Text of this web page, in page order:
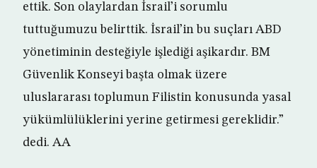
ettik. Son olaylardan İsrail’i sorumlu
tuttuğumuzu belirttik. İsrail’in bu suçları ABD
yönetiminin desteğiyle işlediği aşikardır. BM
Güvenlik Konseyi başta olmak üzere
uluslararası toplumun Filistin konusunda yasal
yükümlülüklerini yerine getirmesi gereklidir.”
dedi. AA